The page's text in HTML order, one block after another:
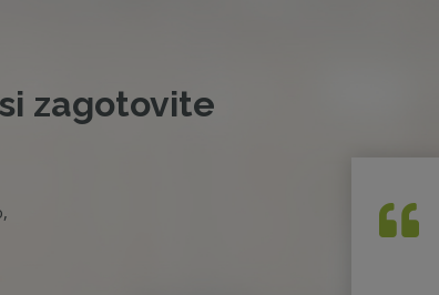
zagotovite